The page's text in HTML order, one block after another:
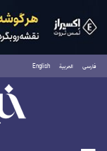
فارسی العربية English